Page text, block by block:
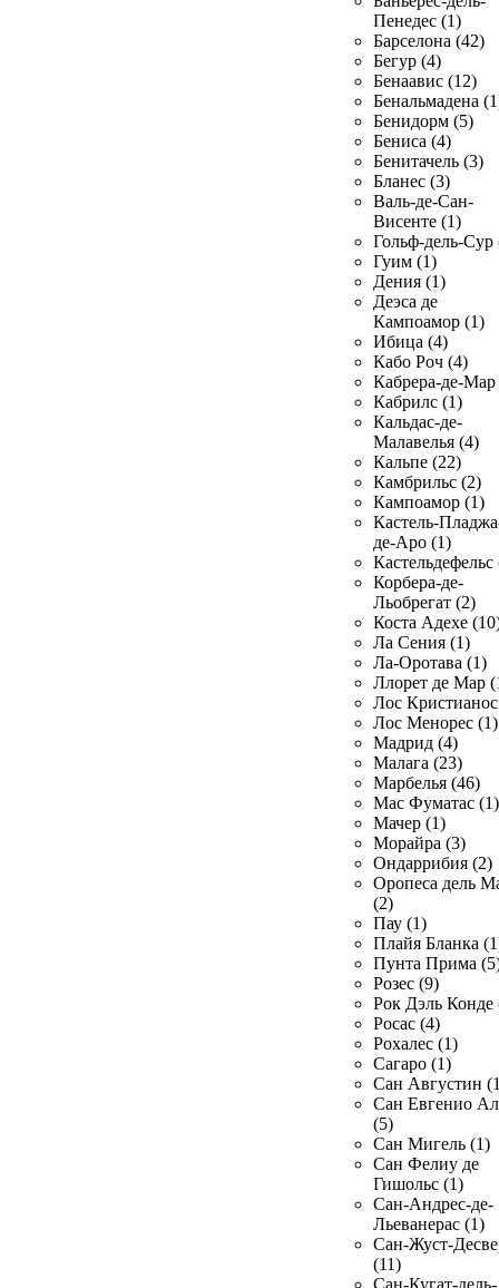
Пенедес (1)
Барселона (42)
Бегур (4)
Бенаавис (12)
Бенальмадена
Бенидорм (5)
Бениса (4)
Бенитачель (3)
Бланес (3)
Валь-де-Сан-
Висенте (1)
Гольф-дель-Сур
Гуим (1)
Дения (1)
Деэса де
Кампоамор (1)
Ибица (4)
Кабо Роч (4)
Кабрера-де-Мар
Кабрилс (1)
Кальдас-де-
Малавелья (4)
Кальпе (22)
Камбрильс (2)
Кампоамор (1)
Кастель-
де-Аро (1)
Кастельдефельс
Корбера-де-
Льобрегат (2)
Коста Адехе
Ла Сения (1)
Ла-Оротава (1)
Ллорет де Мар
Лос
Лос Менорес (1)
Мадрид (4)
Малага (23)
Марбелья (46)
Мас Фуматас (1)
Мачер (1)
Морайра (3)
Ондаррибия (2)
Оропеса дель
(2)
Пау (1)
Плайя Бланка
Пунта Прима
Розес (9)
Рок Дэль Конде
Росас (4)
Рохалес (1)
Сагаро (1)
Сан Августин
Сан Евгенио
(5)
Сан Мигель (1)
Сан Фелиу де
Гишольс (1)
Сан-Андрес-де-
Льеванерас (1)
Сан-Жуст-
(11)
Сан-Кугат-дель-